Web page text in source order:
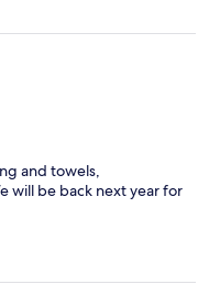
and towels,
will be back next year for